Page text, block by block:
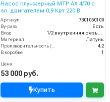
Насос плунжерный MTP AX 4/70 с
эл. двигателем 0,9 Квт 220 В
Артикул
7301050100
By-pass
Есть
Вход
1/2 внутренняя резьба
Материал
Латунь
Производительность (л/мин)
4.2
В коробке
1
Цена
53 000 руб.
Купить